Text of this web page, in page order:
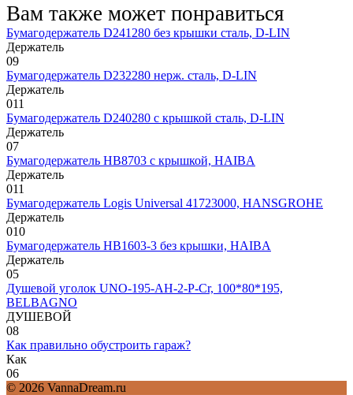
Вам также может понравиться
Бумагодержатель D241280 без крышки сталь, D-LIN
Держатель
09
Бумагодержатель D232280 нерж. сталь, D-LIN
Держатель
011
Бумагодержатель D240280 с крышкой сталь, D-LIN
Держатель
07
Бумагодержатель HB8703 с крышкой, HAIBA
Держатель
011
Бумагодержатель Logis Universal 41723000, HANSGROHE
Держатель
010
Бумагодержатель HB1603-3 без крышки, HAIBA
Держатель
05
Душевой уголок UNO-195-AH-2-P-Cr, 100*80*195,
BELBAGNO
ДУШЕВОЙ
08
Как правильно обустроить гараж?
Как
06
© 2026 VannaDream.ru